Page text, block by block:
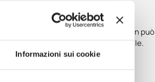
Informazioni sui cookie
clienti, consegne, incassi, turni. Non può
modo veloce, automatico e affidabile.